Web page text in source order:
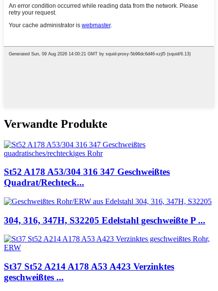
Verwandte Produkte
St52 A178 A53/304 316 347 Geschweißtes
Quadrat/Rechteck...
304, 316, 347H, S32205 Edelstahl geschweißte P ...
St37 St52 A214 A178 A53 A423 Verzinktes
geschweißtes ...